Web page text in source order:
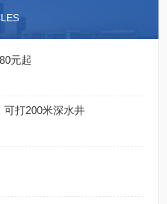
元起
可打200米深水井